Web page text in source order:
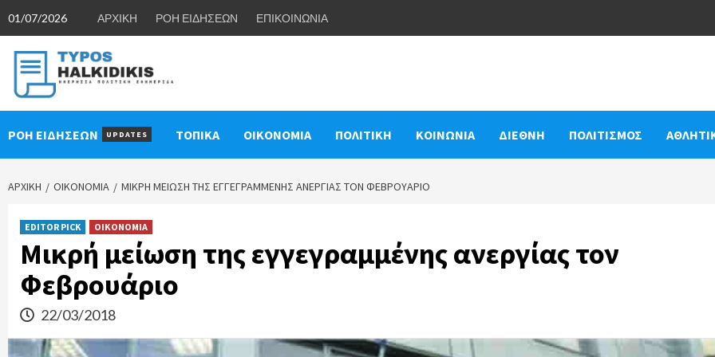
content
01/07/2026 ΑΡΧΙΚΗ ΡΟΗ ΕΙΔΗΣΕΩΝ ΕΠΙΚΟΙΝΩΝΙΑ
ΡΟΗ ΕΙΔΗΣΕΩΝ UPDATES ΤΟΠΙΚΑ ΟΙΚΟΝΟΜΙΑ ΠΟΛΙΤΙΚΗ ΚΟΙΝΩΝΙΑ ΔΙΕΘΝΗ ΠΟΛΙΤΙΣΜΟΣ
ΑΡΧΙΚΉ ΟΙΚΟΝΟΜΙΑ ΜΙΚΡΉ ΜΕΊΩΣΗ ΤΗΣ ΕΓΓΕΓΡΑΜΜΈΝΗΣ ΑΝΕΡΓΊΑΣ ΤΟΝ ΦΕΒΡΟΥΆΡΙΟ
EDITOR PICK ΟΙΚΟΝΟΜΙΑ
Μικρή μείωση της εγγεγραμμένης ανεργίας τον
Φεβρουάριο
22/03/2018